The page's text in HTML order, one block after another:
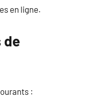
en ligne.
de
: